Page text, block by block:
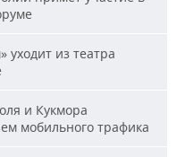
из театра
и Кукмора
мобильного трафика